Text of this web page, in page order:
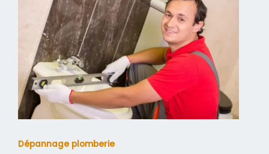
Dépannage plomberie